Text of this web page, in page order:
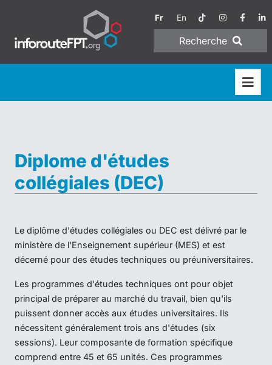
Fr En
Recherche
Diplome d'études
collégiales (DEC)
Le diplôme d'études collégiales ou DEC est délivré par le
ministère de l'Enseignement supérieur (MES) et est
décerné pour des études techniques ou préuniversitaires.
Les programmes d'études techniques ont pour objet
principal de préparer au marché du travail, bien qu'ils
puissent donner accès aux études universitaires. Ils
nécessitent généralement trois ans d'études (six
sessions). Leur composante de formation spécifique
comprend entre 45 et 65 unités. Ces programmes